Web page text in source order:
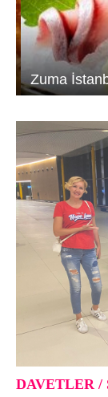
Zuma
DAVETLER /